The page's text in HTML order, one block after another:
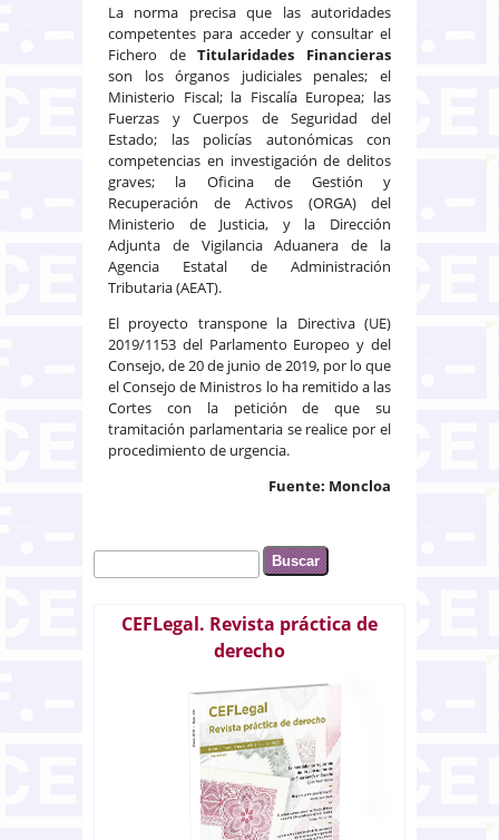
La norma precisa que las autoridades
competentes para acceder y consultar el
Fichero deTitularidades Financieras
son los órganos judiciales penales; el
Ministerio Fiscal; la Fiscalía Europea; las
Fuerzas y Cuerpos de Seguridad del
Estado; las policías autonómicas con
competencias en investigación de delitos
graves; la Oficina de Gestión y
Recuperación de Activos (ORGA) del
Ministerio de Justicia, y la Dirección
Adjunta de Vigilancia Aduanera de la
Agencia Estatal de Administración
Tributaria (AEAT).
El proyecto transpone la Directiva (UE)
2019/1153 del Parlamento Europeo y del
Consejo, de 20 de junio de 2019, por lo que
el Consejo de Ministros lo ha remitido a las
Cortes con la petición de que su
tramitación parlamentaria se realice por el
procedimiento de urgencia.
Fuente: Moncloa
Formulario de búsqueda
Buscar
CEFLegal. Revista práctica de
derecho